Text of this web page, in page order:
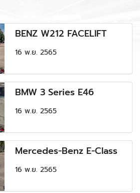
BENZ W212 FACELIFT
16 พ.ย. 2565
BMW 3 Series E46
16 พ.ย. 2565
Mercedes-Benz E-Class
16 พ.ย. 2565